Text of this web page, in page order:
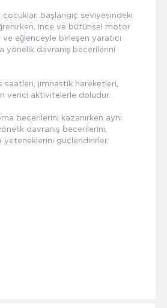
başlangıç seviyesindeki
ince ve bütünsel motor
ve eğlenceyle birleşen yaratıcı
yönelik davranış becerilerini
saatleri, jimnastik hareketleri,
verici aktivitelerle doludur.
becerilerini kazanırken aynı
davranış becerilerini,
yeteneklerini güçlendirirler.